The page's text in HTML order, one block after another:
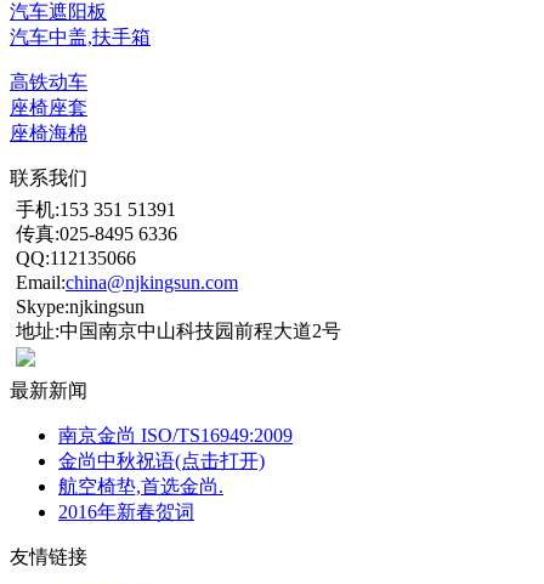
汽车遮阳板
汽车中盖,扶手箱
高铁动车
座椅座套
座椅海棉
联系我们
手机:153 351 51391
传真:025-8495 6336
QQ:112135066
Email:china@njkingsun.com
Skype:njkingsun
地址:中国南京中山科技园前程大道2号
最新新闻
南京金尚 ISO/TS16949:2009
金尚中秋祝语(点击打开)
航空椅垫,首选金尚.
2016年新春贺词
友情链接